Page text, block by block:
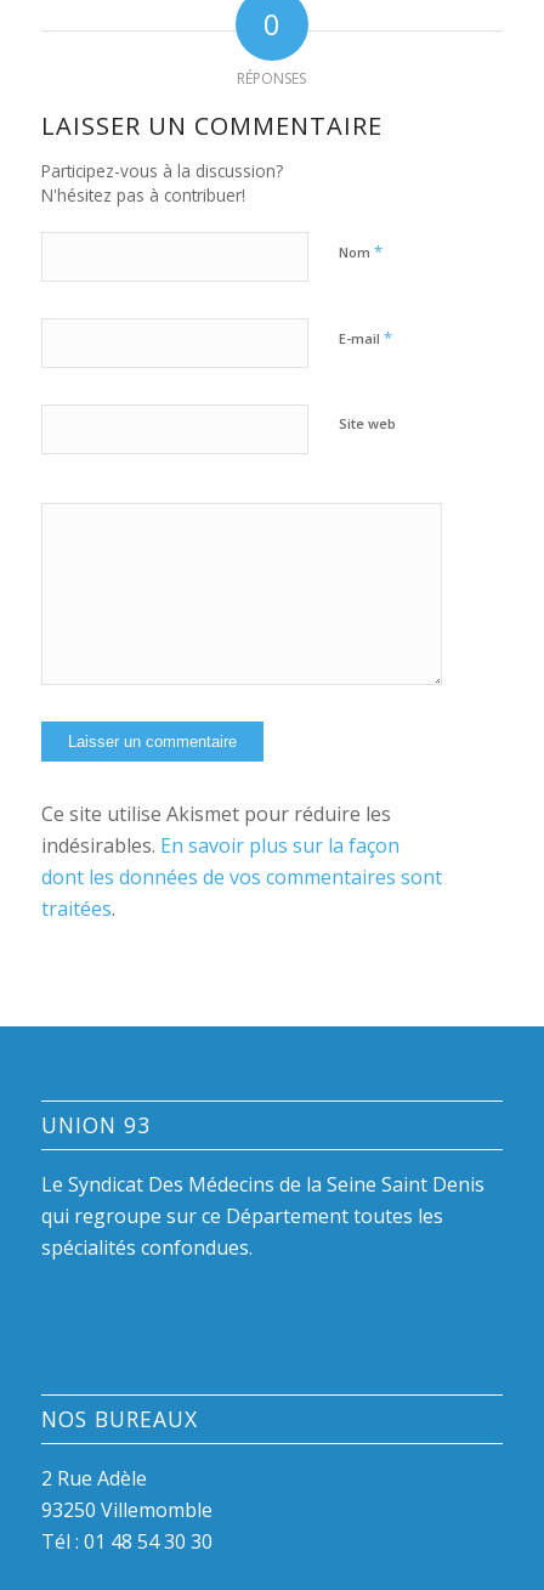
0
RÉPONSES
LAISSER UN COMMENTAIRE
Participez-vous à la discussion?
N'hésitez pas à contribuer!
Nom *
E-mail *
Site web
Ce site utilise Akismet pour réduire les
indésirables. En savoir plus sur la façon
dont les données de vos commentaires sont
traitées.
UNION 93
Le Syndicat Des Médecins de la Seine Saint Denis
qui regroupe sur ce Département toutes les
spécialités confondues.
NOS BUREAUX
2 Rue Adèle
93250 Villemomble
Tél : 01 48 54 30 30